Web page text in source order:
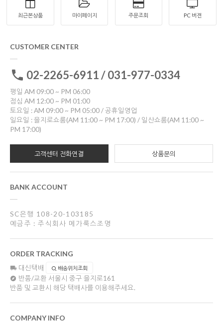
최근본상품 마이페이지 주문조회 PC 버젼
CUSTOMER CENTER
02-2265-6911 / 031-977-0334
평일 AM 09:00 ~ PM 06:00
점심 AM 12:00 ~ PM 01:00
토요일 : AM 09:00 ~ PM 05:00 / 공휴일영업
일요일 : 을지로쇼룸(AM 11:00 ~ PM 17:00) / 일산쇼룸(AM 11:00 ~
PM 17:00)
고객센터 전화연결 상품문의
BANK ACCOUNT
SC은행 108-20-103185
예금주 : 주식회사 메가룩스조명
ORDER TRACKING
대신택배 배송위치조회
반품/교환 서울시 중구 을지로161
반품 및 교환시 해당 택배사를 이용해주세요.
COMPANY INFO